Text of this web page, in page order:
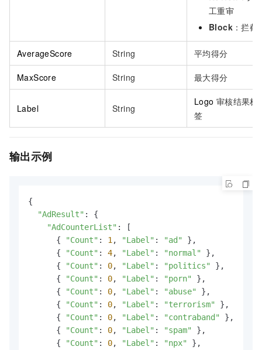
工重审
Block ：拦截
AverageScore String 平均得分
MaxScore String 最大得分
Label String
Logo 审核结果标
签
输出示例
{
"AdResult" : {
"AdCounterList" : [
      {
"Count" : 1 , "Label" : "ad"
},
      {
"Count" : 4, "Label" : "normal"
},
      {
"Count" : 0, "Label" : "politics"
},
      {
"Count" : 0, "Label" : "porn"
},
      {
"Count" : 0, "Label" : "abuse"
},
      {
"Count" : 0, "Label" : "terrorism"
},
      {
"Count" : 0, "Label" : "contraband"
},
      {
"Count" : 0, "Label" : "spam"
},
      {
"Count" : 0, "Label" : "npx" },